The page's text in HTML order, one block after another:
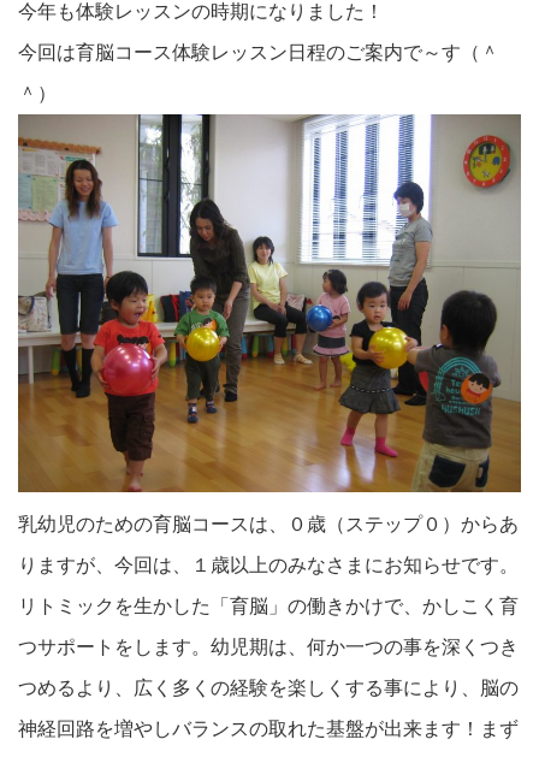
今年も体験レッスンの時期になりました！
今回は育脳コース体験レッスン日程のご案内で～す（＾
＾）
乳幼児のための育脳コースは、０歳（ステップ０）からあ
りますが、今回は、１歳以上のみなさまにお知らせです。
リトミックを生かした「育脳」の働きかけで、かしこく育
つサポートをします。幼児期は、何か一つの事を深くつき
つめるより、広く多くの経験を楽しくする事により、脳の
神経回路を増やしバランスの取れた基盤が出来ます！まず